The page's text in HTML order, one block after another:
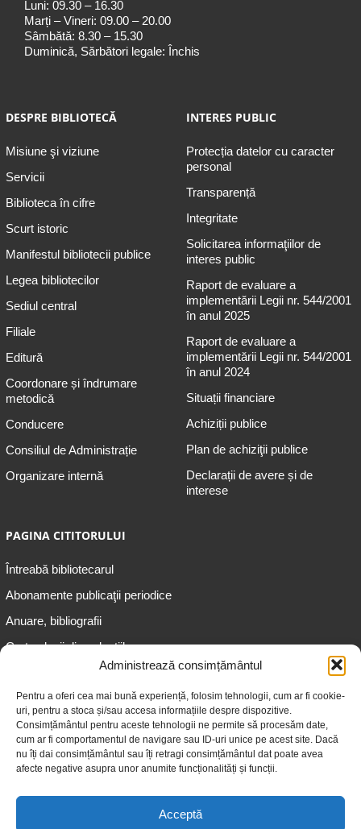
Administrează consimțământul
Pentru a oferi cea mai bună experiență, folosim tehnologii, cum ar fi cookie-
uri, pentru a stoca și/sau accesa informațiile despre dispozitive.
Consimțământul pentru aceste tehnologii ne permite să procesăm date,
cum ar fi comportamentul de navigare sau ID-uri unice pe acest site. Dacă
nu îți dai consimțământul sau îți retragi consimțământul dat poate avea
afecte negative asupra unor anumite funcționalități și funcții.
Acceptă
Luni: 09.30 – 16.30
Marți – Vineri: 09.00 – 20.00
Sâmbătă: 8.30 – 15.30
Duminică, Sărbători legale: Închis
DESPRE BIBLIOTECĂ
Misiune şi viziune
Servicii
Biblioteca în cifre
Scurt istoric
Manifestul bibliotecii publice
Legea bibliotecilor
Sediul central
Filiale
Editură
Coordonare și îndrumare
metodică
Conducere
Consiliul de Administrație
Organizare internă
INTERES PUBLIC
Protecția datelor cu caracter
personal
Transparență
Integritate
Solicitarea informaţiilor de
interes public
Raport de evaluare a
implementării Legii nr. 544/2001
în anul 2025
Raport de evaluare a
implementării Legii nr. 544/2001
în anul 2024
Situații financiare
Achiziții publice
Plan de achiziţii publice
Declarații de avere și de
interese
PAGINA CITITORULUI
Întreabă bibliotecarul
Abonamente publicaţii periodice
Anuare, bibliografii
Cartea lunii din colecțiile
Informații pentru adolescenți
Informații pentru adulți
Informații pentru seniori